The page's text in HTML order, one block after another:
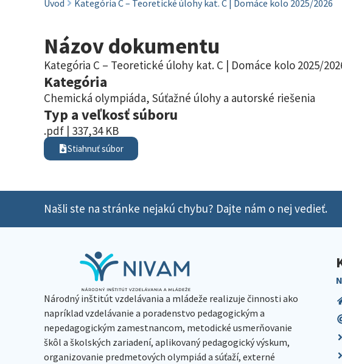
Úvod Kategória C – Teoretické úlohy kat. C | Domáce kolo 2025/2026
Názov dokumentu
Kategória C – Teoretické úlohy kat. C | Domáce kolo 2025/
Kategória
Chemická olympiáda, Súťažné úlohy a autorské riešenia
Typ a veľkosť súboru
.pdf | 337,34 KB
Stiahnuť súbor
Našli ste na stránke nejakú chybu? Dajte nám o nej vedieť.
Národný inštitút vzdelávania a mládeže realizuje činnosti ako
napríklad vzdelávanie a poradenstvo pedagogickým a
nepedagogickým zamestnancom, metodické usmerňovanie
škôl a školských zariadení, aplikovaný pedagogický výskum,
organizovanie predmetových olympiád a súťaží, externé